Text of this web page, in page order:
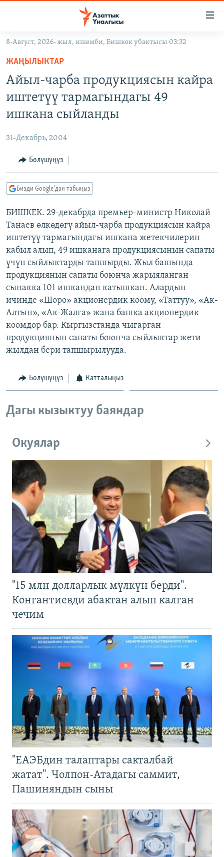
Навигацияга
өтүңүз
Издөөгө
салыңыз
МАДАНИЯТ
ТВ ПРОГРАММАЛАР
БҮГҮН АЗАТТЫКТА
ДАНИСТЕ
АЗАТТЫК+
ЫҢГАЙСЫЗ СУРООЛОР
ПОДКАСТ
ЭЕ/АРнун бардык сайттары
8-Август, 2026-жыл, ишемби, Бишкек убактысы 03:32
ЖАҢЫЛЫКТАР
Айыл-чарба продукциясын кайра
иштетүү тармагындагы 49
ишкана сыйланды
31-Декабрь, 2004
Бөлүшүңүз
Бизди Google'дан табыңыз
БИШКЕК. 29-декабрда премьер-министр Николай
Танаев өлкөдөгү айыл-чарба продукциясын кайра
иштетүү тармагындагы ишкана жетекчилерин
кабыл алып, 49 ишканага продукциясынын сапаты
үчүн сыйлыктарды тапшырды. Жыл башында
продукциянын сапаты боюнча жарыяланган
сынакка 101 ишкандан катышкан. Алардын
ичинде «Шоро» акционердик коому, «Таттуу», «Ак-
Алтын», «Ак-Жалга» жана башка акционердик
коомдор бар. Кыргызстанда чыгарган
продукциянын сапаты боюнча сыйлыктар жети
жылдан бери тапшырылууда.
Бөлүшүңүз Катталыңыз
Дагы кызыктуу баяндар
Окуялар
"15 млн долларлык мүлкүн берди".
Конгантиевди абактан алып калган
чечим
"ЕАЭБдин талаптары сакталбай
жатат". Чолпон-Атадагы саммит,
Пашиняндын сыны